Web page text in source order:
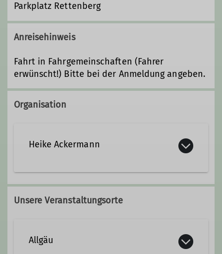
Parkplatz Rettenberg
Anreisehinweis
Fahrt in Fahrgemeinschaften (Fahrer
erwünscht!) Bitte bei der Anmeldung angeben.
Organisation
Heike Ackermann
heike.ackermann@dav-
biberach.de
Qualifikationen
Unsere Veranstaltungsorte
Allgäu